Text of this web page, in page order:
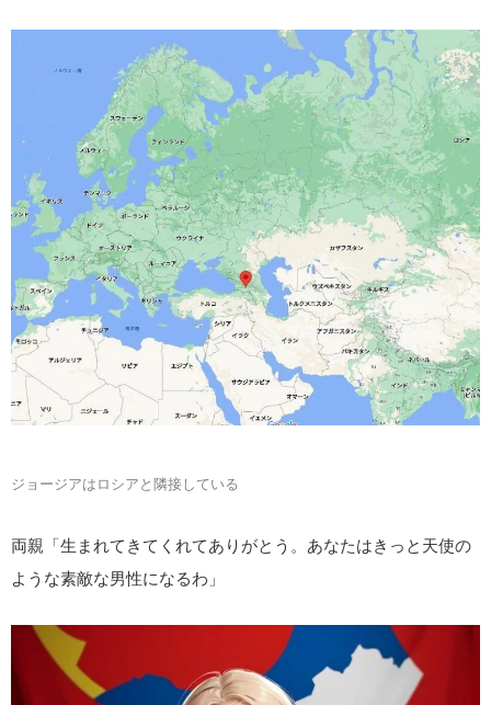
ジョージアはロシアと隣接している
両親「生まれてきてくれてありがとう。あなたはきっと天使の
ような素敵な男性になるわ」